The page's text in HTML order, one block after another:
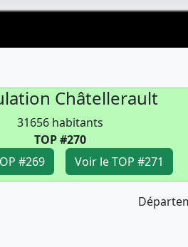
Châtellerault
31656 habitants
TOP #270
#269
Voir le TOP #271